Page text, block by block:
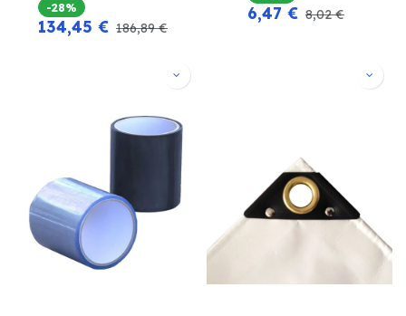
-28%
134,45 € 186,89€
6,47 € 8,02€